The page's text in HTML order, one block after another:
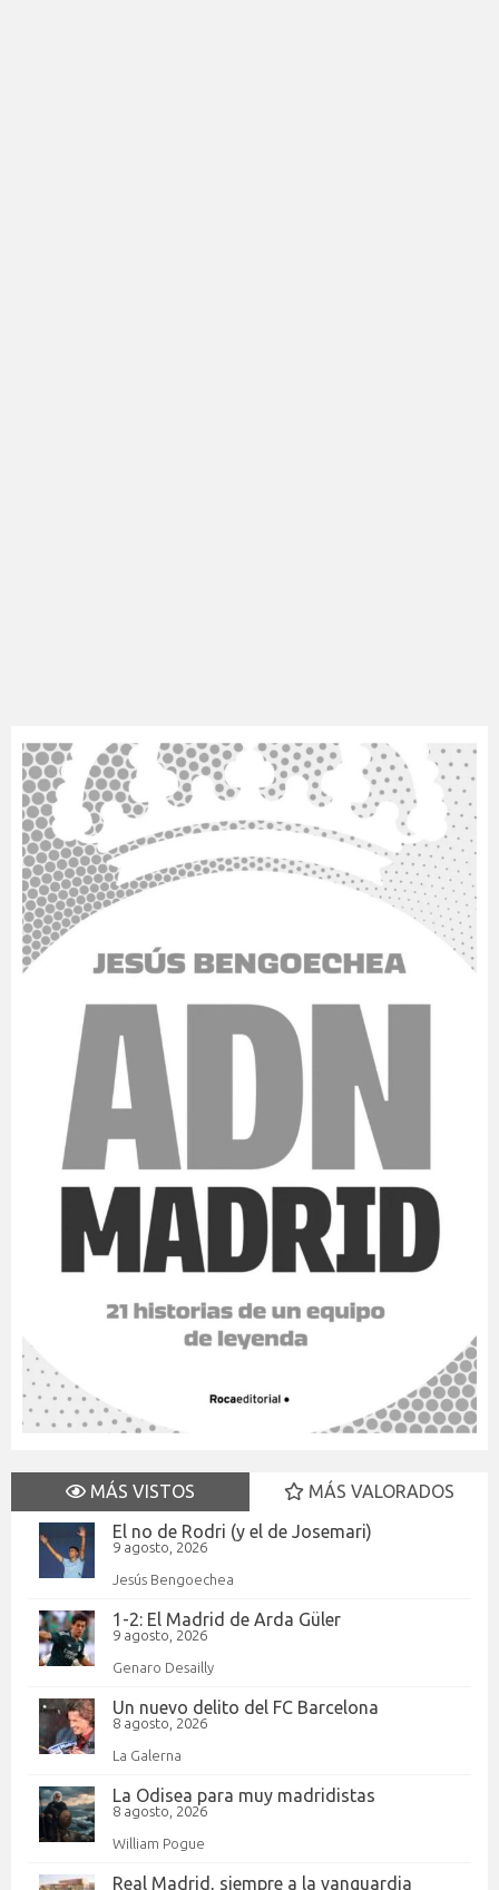
MÁS VISTOS
MÁS VALORADOS
El no de Rodri (y el de Josemari)
9 agosto, 2026
Jesús Bengoechea
1-2: El Madrid de Arda Güler
9 agosto, 2026
Genaro Desailly
Un nuevo delito del FC Barcelona
8 agosto, 2026
La Galerna
La Odisea para muy madridistas
8 agosto, 2026
William Pogue
Real Madrid, siempre a la vanguardia